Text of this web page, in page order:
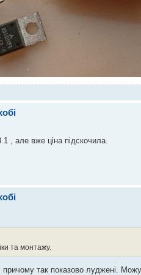
, але вже ціна підскочила.
та монтажу.
так показово луджені.